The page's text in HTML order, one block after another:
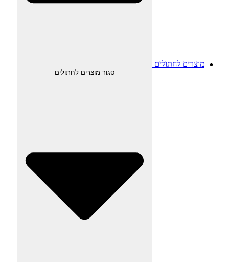
מוצרים לחתולים
סגור מוצרים לחתולים